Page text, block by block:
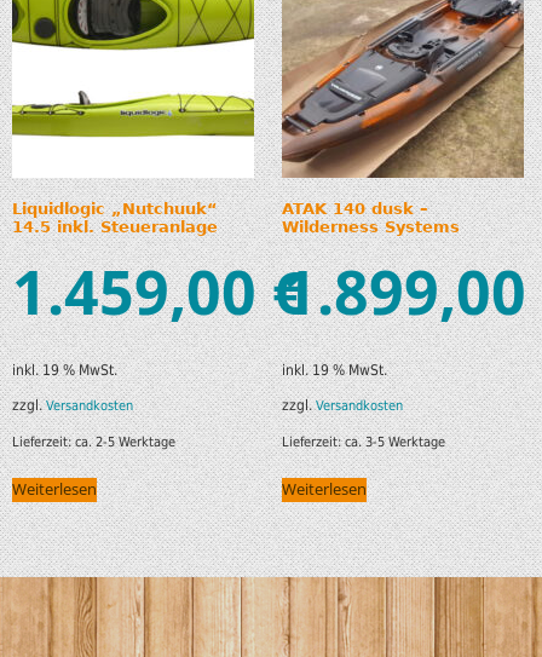
Liquidlogic „Nutchuuk“
14.5 inkl. Steueranlage
1.459,00€
inkl. 19 % MwSt.
zzgl.Versandkosten
Lieferzeit:ca. 2-5 Werktage
Weiterlesen
ATAK 140 dusk –
Wilderness Systems
1.899,00
inkl. 19 % MwSt.
zzgl.Versandkosten
Lieferzeit:ca. 3-5 Werktage
Weiterlesen